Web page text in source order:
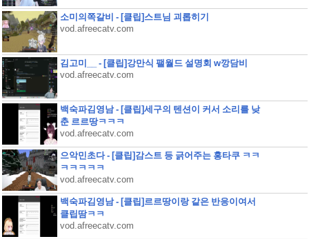
소미의쪽갈비 - [클립]스트님 괴롭히기
vod.afreecatv.com
김고미__ - [클립]강만식 팰월드 설명회 w깡담비
vod.afreecatv.com
백숙파김영남 - [클립]세구의 텐션이 커서 소리를 낮
춘 르르땅ㅋㅋㅋ
vod.afreecatv.com
으악민초다 - [클립]감스트 등 긁어주는 홍타쿠 ㅋㅋ
ㅋㅋㅋㅋㅋ
vod.afreecatv.com
백숙파김영남 - [클립]르르땅이랑 같은 반응이여서
클립땀ㅋㅋ
vod.afreecatv.com